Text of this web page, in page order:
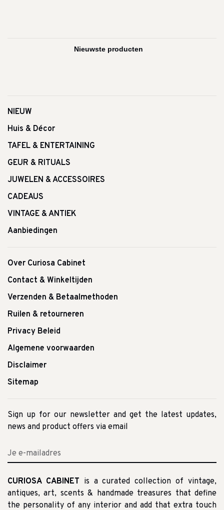
NIEUW
Huis & Décor
TAFEL & ENTERTAINING
GEUR & RITUALS
JUWELEN & ACCESSOIRES
CADEAUS
VINTAGE & ANTIEK
Aanbiedingen
Over Curiosa Cabinet
Contact & Winkeltijden
Verzenden & Betaalmethoden
Ruilen & retourneren
Privacy Beleid
Algemene voorwaarden
Disclaimer
Sitemap
Sign up for our newsletter and get the latest updates,
news and product offers via email
CURIOSA CABINET is a curated collection of vintage,
antiques, art, scents & handmade treasures that define
the personality of any interior and add that extra touch